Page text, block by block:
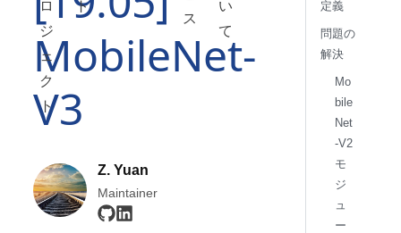
ロ
ジ
ェ
ク
ト
ト
ス
い
て
MobileNet-
V3
Z. Yuan
Maintainer
定義
問題の
解決
Mo
bile
Net
-V2
モ
ジ
ュ
ー